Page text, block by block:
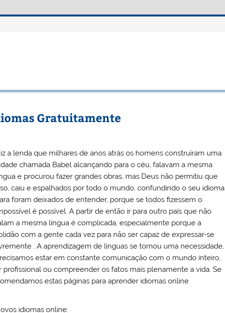
Gratuitamente
a lenda que milhares de anos atrás os homens construíram uma
chamada Babel alcançando para o céu, falavam a mesma
e procurou fazer grandes obras, mas Deus não permitiu que
caiu e espalhados por todo o mundo, confundindo o seu idioma
foram deixados de entender, porque se todos fizessem o
é possível. A partir de então ir para outro país que não
a mesma língua é complicada, especialmente porque a
com a gente cada vez para não ser capaz de expressar-se
. A aprendizagem de línguas se tornou uma necessidade,
estar em constante comunicação com o mundo inteiro,
profissional ou compreender os fatos mais plenamente a vida. Se
estas páginas para aprender idiomas online
idiomas online: